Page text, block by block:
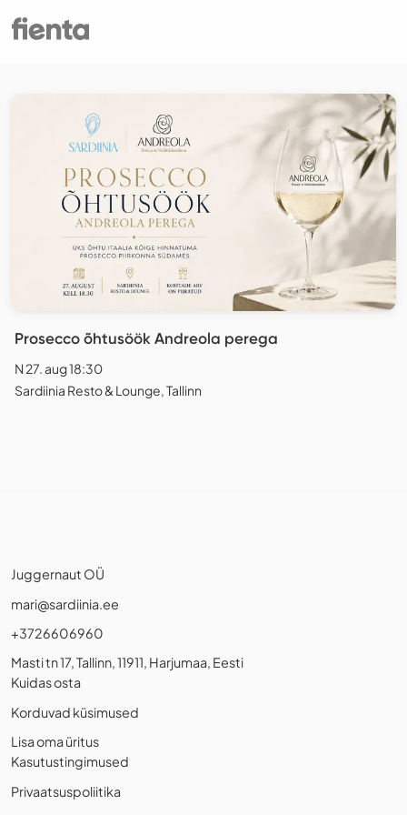
Prosecco õhtusöök Andreola perega
N 27. aug 18:30
Sardiinia Resto & Lounge, Tallinn
Juggernaut OÜ
mari@sardiinia.ee
+3726606960
Masti tn 17, Tallinn, 11911, Harjumaa, Eesti
Kuidas osta
Korduvad küsimused
Lisa oma üritus
Kasutustingimused
Privaatsuspoliitika